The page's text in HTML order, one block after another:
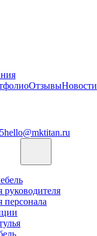
ОтзывыНовости
hello@mktitan.ru
руководителя
персонала